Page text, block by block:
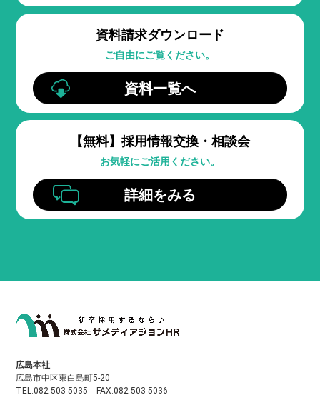
資料請求ダウンロード
ご自由にご覧ください。
資料一覧へ
【無料】 採用情報交換・相談会
お気軽にご活用ください。
詳細をみる
広島本社
広島市中区東白島町5-20
TEL:082-503-5035 FAX:082-503-5036